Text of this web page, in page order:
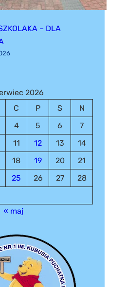
– DLA
2026
C P S
N
4 5 6
7
11 12 13
14
18 19 20
21
25 26 27
28
« maj